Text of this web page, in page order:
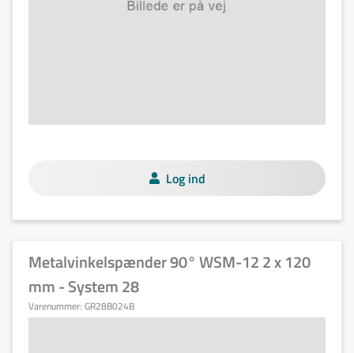
Log ind
Metalvinkelspænder 90° WSM-12 2 x 120
mm - System 28
Varenummer: GR28B024B